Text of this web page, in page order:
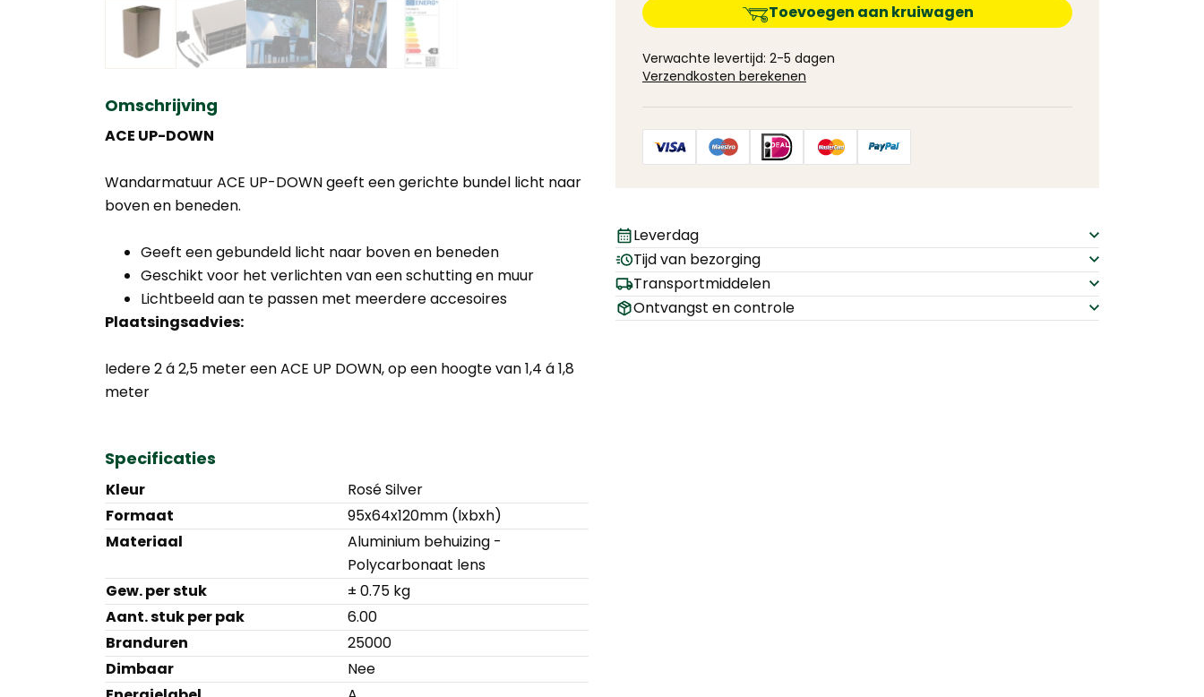
Omschrijving
ACE UP-DOWN
Wandarmatuur ACE UP-DOWN geeft een gerichte bundel licht naar
boven en beneden.
Geeft een gebundeld licht naar boven en beneden
Geschikt voor het verlichten van een schutting en muur
Lichtbeeld aan te passen met meerdere accesoires
Plaatsingsadvies:
Iedere 2 á 2,5 meter een ACE UP DOWN, op een hoogte van 1,4 á 1,8
meter
Specificaties
Kleur
Rosé Silver
Formaat
95x64x120mm (lxbxh)
Materiaal
Aluminium behuizing -
Polycarbonaat lens
Gew. per stuk
± 0.75 kg
Aant. stuk per pak
6.00
Branduren
25000
Dimbaar
Nee
Toevoegen aan kruiwagen
Verwachte levertijd: 2-5 dagen
Verzendkosten berekenen
Leverdag
Tijd van bezorging
Transportmiddelen
Ontvangst en controle